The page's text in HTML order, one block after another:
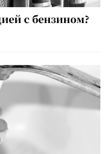
с бензином?